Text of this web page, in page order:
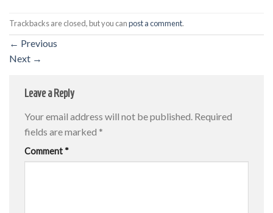
Trackbacks are closed, but you canpost a comment.
← Previous
Next →
Leave a Reply
Your email address will not be published. Required
fields are marked *
Comment *